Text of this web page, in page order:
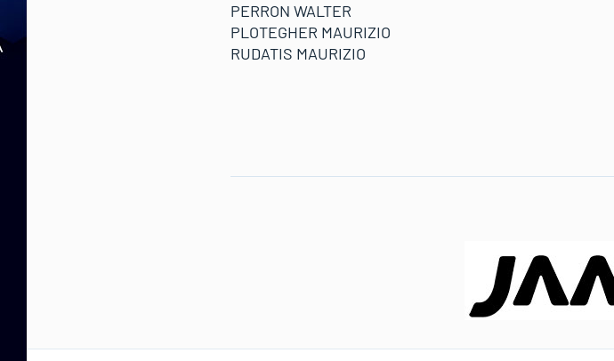
PERRON WALTER
PLOTEGHER MAURIZIO
RUDATIS MAURIZIO